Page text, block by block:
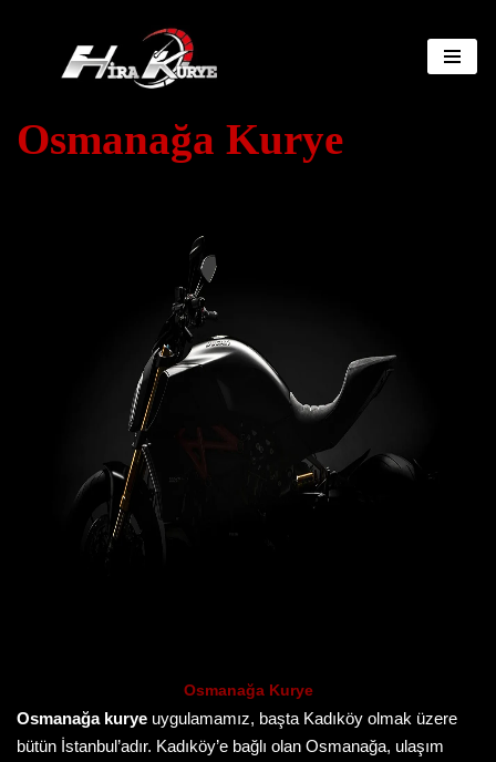
Osmanağa Kurye
Osmanağa Kurye
Osmanağa kurye uygulamamız, başta Kadıköy olmak üzere
bütün İstanbul’adır. Kadıköy’e bağlı olan Osmanağa, ulaşım